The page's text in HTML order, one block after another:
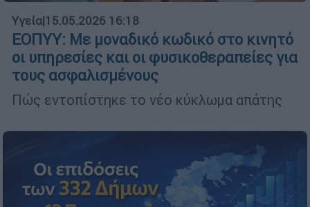
Υγεία|15.05.2026 16:18
ΕΟΠΥΥ: Με μοναδικό κωδικό στο κινητό
οι υπηρεσίες και οι φυσικοθεραπείες για
τους ασφαλισμένους
Πώς εντοπίστηκε το νέο κύκλωμα απάτης